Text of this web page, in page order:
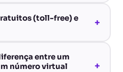
(toll-free) e
+
entre um
número virtual
+